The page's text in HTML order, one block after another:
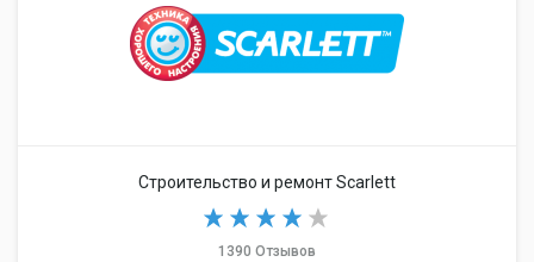
Строительство и ремонт Scarlett
1390 Отзывов